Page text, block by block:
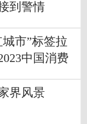
到警情
市”标签拉
中国消费
界风景